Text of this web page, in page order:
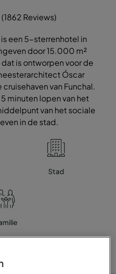
Reviews)
is een 5-sterrenhotel in
door 15.000 m²
is ontworpen voor de
Óscar
van Funchal.
minuten lopen van het
van het sociale
in de stad.
Stad